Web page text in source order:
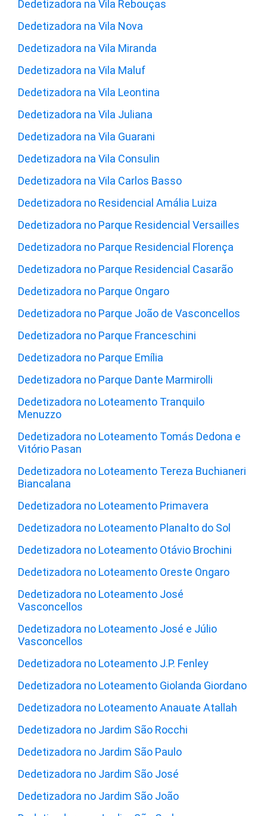
Dedetizadora na Vila Rebouças
Dedetizadora na Vila Nova
Dedetizadora na Vila Miranda
Dedetizadora na Vila Maluf
Dedetizadora na Vila Leontina
Dedetizadora na Vila Juliana
Dedetizadora na Vila Guarani
Dedetizadora na Vila Consulin
Dedetizadora na Vila Carlos Basso
Dedetizadora no Residencial Amália Luiza
Dedetizadora no Parque Residencial Versailles
Dedetizadora no Parque Residencial Florença
Dedetizadora no Parque Residencial Casarão
Dedetizadora no Parque Ongaro
Dedetizadora no Parque João de Vasconcellos
Dedetizadora no Parque Franceschini
Dedetizadora no Parque Emília
Dedetizadora no Parque Dante Marmirolli
Dedetizadora no Loteamento Tranquilo
Menuzzo
Dedetizadora no Loteamento Tomás Dedona e
Vitório Pasan
Dedetizadora no Loteamento Tereza Buchianeri
Biancalana
Dedetizadora no Loteamento Primavera
Dedetizadora no Loteamento Planalto do Sol
Dedetizadora no Loteamento Otávio Brochini
Dedetizadora no Loteamento Oreste Ongaro
Dedetizadora no Loteamento José
Vasconcellos
Dedetizadora no Loteamento José e Júlio
Vasconcellos
Dedetizadora no Loteamento J.P. Fenley
Dedetizadora no Loteamento Giolanda Giordano
Dedetizadora no Loteamento Anauate Atallah
Dedetizadora no Jardim São Rocchi
Dedetizadora no Jardim São Paulo
Dedetizadora no Jardim São José
Dedetizadora no Jardim São João